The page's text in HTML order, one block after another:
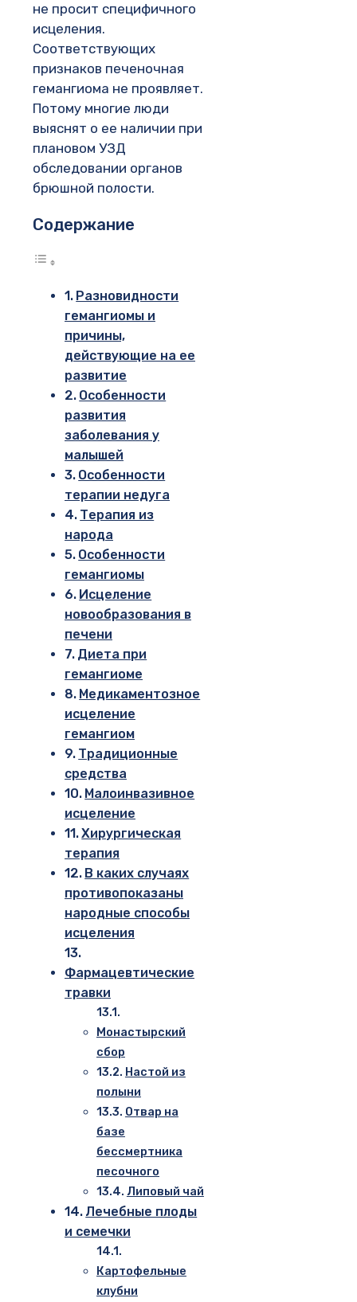
не просит специфичного
исцеления.
Соответствующих
признаков печеночная
гемангиома не проявляет.
Потому многие люди
выяснят о ее наличии при
плановом УЗД
обследовании органов
брюшной полости.
Содержание
Разновидности
гемангиомы и
причины,
действующие на ее
развитие
Особенности
развития
заболевания у
малышей
Особенности
терапии недуга
Терапия из
народа
Особенности
гемангиомы
Исцеление
новообразования в
печени
Диета при
гемангиоме
Медикаментозное
исцеление
гемангиом
Традиционные
средства
Малоинвазивное
исцеление
Хирургическая
терапия
В каких случаях
противопоказаны
народные способы
исцеления
Фармацевтические
травки
Монастырский
сбор
Настой из
полыни
Отвар на
базе
бессмертника
песочного
Липовый чай
Лечебные плоды
и семечки
Картофельные
клубни